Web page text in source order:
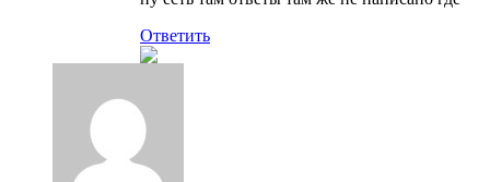
Ответить